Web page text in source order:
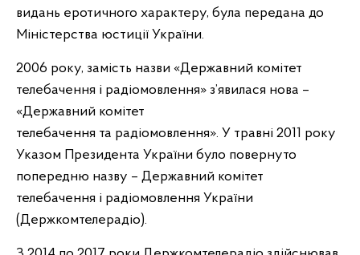
видань еротичного характеру, була передана до
Міністерства юстиції України.
2006 року, замість назви «Державний комітет
телебачення і радіомовлення» з’явилася нова –
«Державний комітет
телебачення та радіомовлення». У травні 2011 року
Указом Президента України було повернуто
попередню назву – Державний комітет
телебачення і радіомовлення України
(Держкомтелерадіо).